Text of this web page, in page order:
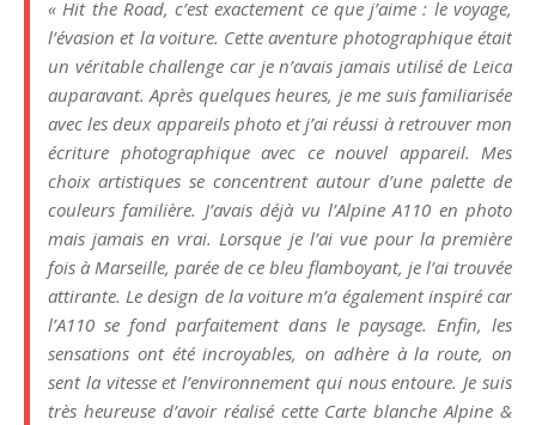
« Hit the Road, c’est exactement ce que j’aime : le voyage,
l’évasion et la voiture. Cette aventure photographique était
un véritable challenge car je n’avais jamais utilisé de Leica
auparavant. Après quelques heures, je me suis familiarisée
avec les deux appareils photo et j’ai réussi à retrouver mon
écriture photographique avec ce nouvel appareil. Mes
choix artistiques se concentrent autour d’une palette de
couleurs familière. J’avais déjà vu l’Alpine A110 en photo
mais jamais en vrai. Lorsque je l’ai vue pour la première
fois à Marseille, parée de ce bleu flamboyant, je l’ai trouvée
attirante. Le design de la voiture m’a également inspiré car
l’A110 se fond parfaitement dans le paysage. Enfin, les
sensations ont été incroyables, on adhère à la route, on
sent la vitesse et l’environnement qui nous entoure. Je suis
très heureuse d’avoir réalisé cette Carte blanche Alpine &